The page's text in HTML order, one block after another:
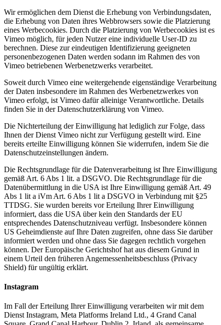
Wir ermöglichen dem Dienst die Erhebung von Verbindungsdaten,
die Erhebung von Daten ihres Webbrowsers sowie die Platzierung
eines Werbecookies. Durch die Platzierung von Werbecookies ist es
Vimeo möglich, für jeden Nutzer eine individuelle User-ID zu
berechnen. Diese zur eindeutigen Identifizierung geeigneten
personenbezogenen Daten werden sodann im Rahmen des von
Vimeo betriebenen Werbenetzwerks verarbeitet.
Soweit durch Vimeo eine weitergehende eigenständige Verarbeitung
der Daten insbesondere im Rahmen des Werbenetzwerkes von
Vimeo erfolgt, ist Vimeo dafür alleinige Verantwortliche. Details
finden Sie in der Datenschutzerklärung von Vimeo.
Die Nichterteilung der Einwilligung hat lediglich zur Folge, dass
Ihnen der Dienst Vimeo nicht zur Verfügung gestellt wird. Eine
bereits erteilte Einwilligung können Sie widerrufen, indem Sie die
Datenschutzeinstellungen ändern.
Die Rechtsgrundlage für die Datenverarbeitung ist Ihre Einwilligung
gemäß Art. 6 Abs 1 lit. a DSGVO. Die Rechtsgrundlage für die
Datenübermittlung in die USA ist Ihre Einwilligung gemäß Art. 49
Abs 1 lit a iVm Art. 6 Abs 1 lit a DSGVO in Verbindung mit §25
TTDSG. Sie wurden bereits vor Erteilung Ihrer Einwilligung
informiert, dass die USA über kein den Standards der EU
entsprechendes Datenschutzniveau verfügt. Insbesondere können
US Geheimdienste auf Ihre Daten zugreifen, ohne dass Sie darüber
informiert werden und ohne dass Sie dagegen rechtlich vorgehen
können. Der Europäische Gerichtshof hat aus diesem Grund in
einem Urteil den früheren Angemessenheitsbeschluss (Privacy
Shield) für ungültig erklärt.
Instagram
Im Fall der Erteilung Ihrer Einwilligung verarbeiten wir mit dem
Dienst Instagram, Meta Platforms Ireland Ltd., 4 Grand Canal